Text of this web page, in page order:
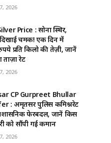
2026
Price : सोना स्थिर,
चमक! एक दिन में
प्रति किलो की तेज़ी, जानें
रेट
2026
CP Gurpreet Bhullar
: अमृतसर पुलिस कमिश्नरेट
फेरबदल, जानें किस
को सौंपी गई कमान
2026